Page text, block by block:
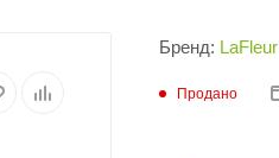
Бренд: LaFleur
Продано